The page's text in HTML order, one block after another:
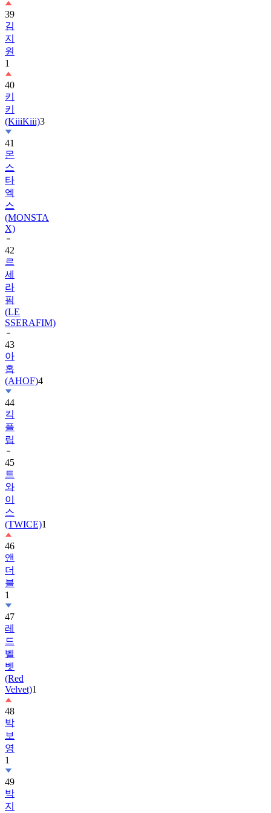
39
김
지
원
1
40
키
키
(KiiiKiii)3
41
몬
스
타
엑
스
(MONSTA
X)
42
르
세
라
핌
(LE
SSERAFIM)
43
아
홉
(AHOF)4
44
킥
플
립
45
트
와
이
스
(TWICE)1
46
앤
더
블
1
47
레
드
벨
벳
(Red
Velvet)1
48
박
보
영
1
49
박
지